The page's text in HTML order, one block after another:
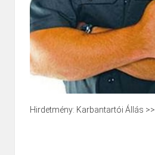
Hirdetmény: Karbantartói Állás >>